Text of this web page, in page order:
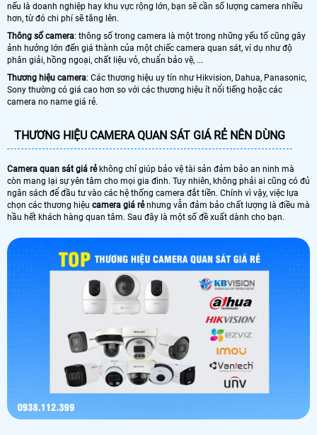
nếu là doanh nghiệp hay khu vực rộng lớn, bạn sẽ cần số lượng camera nhiều
hơn, từ đó chi phí sẽ tăng lên.
Thông số camera: thông số trong camera là một trong những yếu tố cũng gây
ảnh hưởng lớn đến giá thành của một chiếc camera quan sát, ví dụ như độ
phân giải, hồng ngoại, chất liệu vỏ, chuẩn bảo vệ, ...
Thương hiệu camera: Các thương hiệu uy tín như Hikvision, Dahua, Panasonic,
Sony thường có giá cao hơn so với các thương hiệu ít nổi tiếng hoặc các
camera no name giá rẻ.
THƯƠNG HIỆU CAMERA QUAN SÁT GIÁ RẺ NÊN DÙNG
Camera quan sát giá rẻkhông chỉ giúp bảo vệ tài sản đảm bảo an ninh mà
còn mang lại sự yên tâm cho mọi gia đình. Tuy nhiên, không phải ai cũng có đủ
ngân sách để đầu tư vào các hệ thống camera đắt tiền. Chính vì vậy, việc lựa
chọn các thương hiệu camera giá rẻnhưng vẫn đảm bảo chất lượng là điều mà
hầu hết khách hàng quan tâm. Sau đây là một số đề xuất dành cho bạn.